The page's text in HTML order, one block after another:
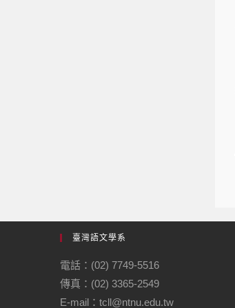
臺灣語文學系
電話：(02) 7749-5516
傳真：(02) 3365-2549
E-mail：tcll@ntnu.edu.tw